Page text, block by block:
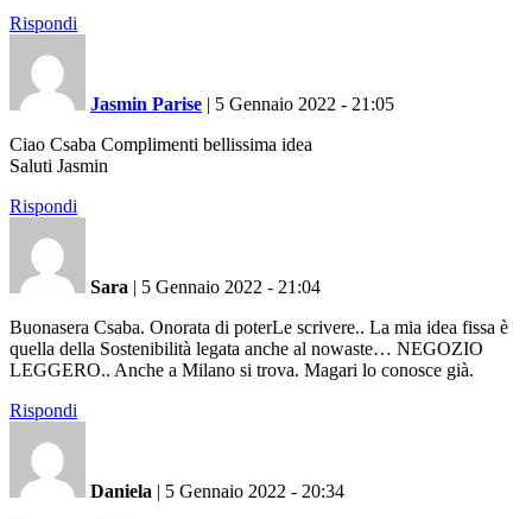
Rispondi
Jasmin Parise | 5 Gennaio 2022 - 21:05
Ciao Csaba Complimenti bellissima idea
Saluti Jasmin
Rispondi
Sara | 5 Gennaio 2022 - 21:04
Buonasera Csaba. Onorata di poterLe scrivere.. La mia idea fissa è
quella della Sostenibilità legata anche al nowaste… NEGOZIO
LEGGERO.. Anche a Milano si trova. Magari lo conosce già.
Rispondi
Daniela | 5 Gennaio 2022 - 20:34